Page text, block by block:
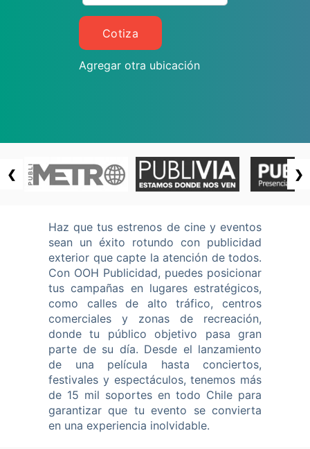
Cotiza
Agregar otra ubicación
❮ ❯
Haz que tus estrenos de cine y eventos
sean un éxito rotundo con publicidad
exterior que capte la atención de todos.
Con OOH Publicidad, puedes posicionar
tus campañas en lugares estratégicos,
como calles de alto tráfico, centros
comerciales y zonas de recreación,
donde tu público objetivo pasa gran
parte de su día. Desde el lanzamiento
de una película hasta conciertos,
festivales y espectáculos, tenemos más
de 15 mil soportes en todo Chile para
garantizar que tu evento se convierta
en una experiencia inolvidable.